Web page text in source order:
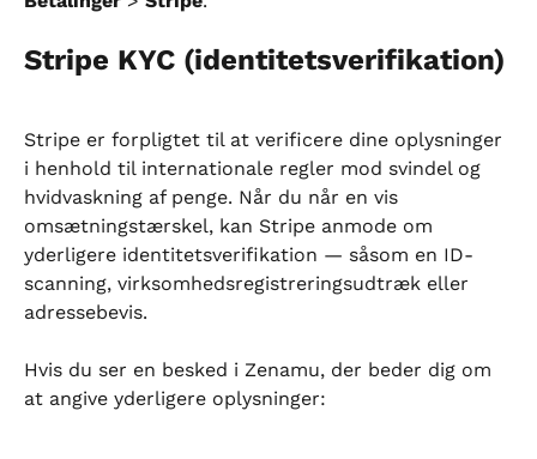
Stripe KYC (identitetsverifikation)
Stripe er forpligtet til at verificere dine oplysninger
i henhold til internationale regler mod svindel og
hvidvaskning af penge. Når du når en vis
omsætningstærskel, kan Stripe anmode om
yderligere identitetsverifikation — såsom en ID-
scanning, virksomhedsregistreringsudtræk eller
adressebevis.
Hvis du ser en besked i Zenamu, der beder dig om
at angive yderligere oplysninger: